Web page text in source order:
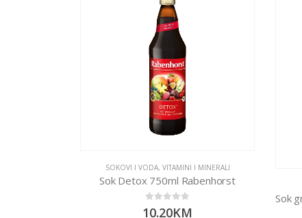
SOKOVI I VODA, VITAMINI I MINERALI
Sok Detox 750ml Rabenhorst
0 out of 5
10.20KM